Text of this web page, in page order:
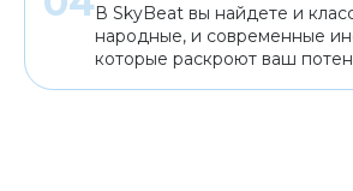
В SkyBeat вы найдете и
народные, и современные
которые раскроют ваш